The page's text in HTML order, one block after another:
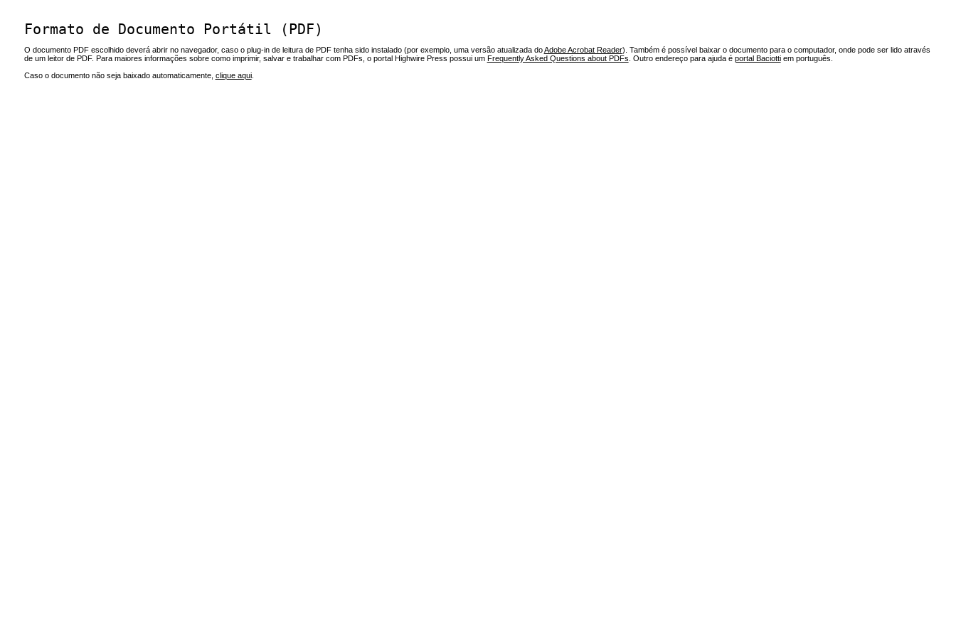
Formato de Documento Portátil (PDF)
O documento PDF escolhido deverá abrir no navegador, caso o plug-in de leitura de PDF tenha sido instalado (por exemplo, uma versão atualizada doAdobe Acrobat Reader). Também é possível baixar o documento para o computador, onde pode ser lido através
de um leitor de PDF. Para maiores informações sobre como imprimir, salvar e trabalhar com PDFs, o portal Highwire Press possui um Frequently Asked Questions about PDFs . Outro endereço para ajuda é portal Baciottiem português.
Caso o documento não seja baixado automaticamente, clique aqui.